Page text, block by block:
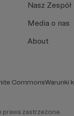
Nasz Zespół
Media o nas
About
CommonsWarunki
zastrzeżone.